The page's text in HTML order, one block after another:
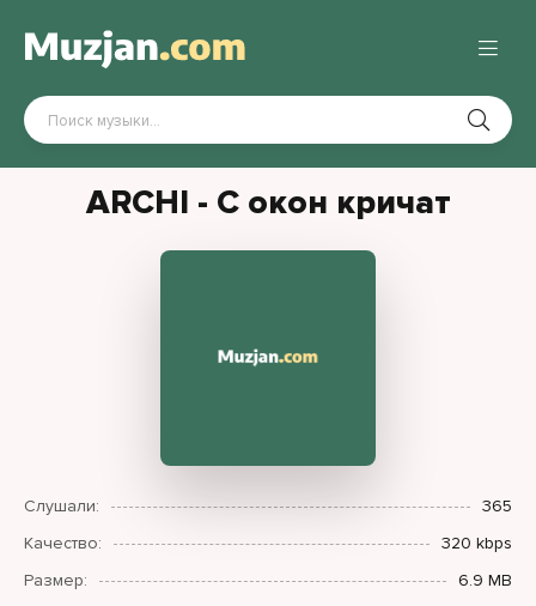
ARCHI - С окон кричат
Слушали:
365
Качество:
320 kbps
Размер:
6.9 MB